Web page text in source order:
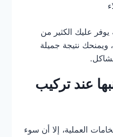
يوفر عليك الكثير من
ويمنحك نتيجة جميلة
عند تركيب
العملية، إلا أن سوء